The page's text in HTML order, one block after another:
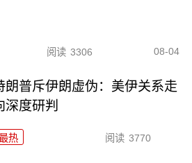
阅读 3306 08-04
朗普斥伊朗虚伪：美伊关系走
深度研判
热 阅读 3770